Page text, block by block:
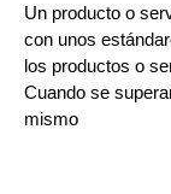
Un producto o
con unos
los productos o
Cuando se
mismo